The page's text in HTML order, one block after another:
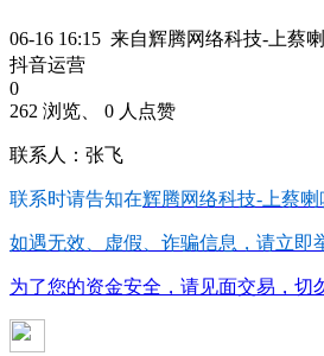
06-16 16:15 来自辉腾网络科技-上蔡
抖音运营
0
262 浏览、 0 人点赞
联系人：张飞
联系时请告知在辉腾网络科技-上蔡喇
如遇无效、虚假、诈骗信息，请立即
为了您的资金安全，请见面交易，切